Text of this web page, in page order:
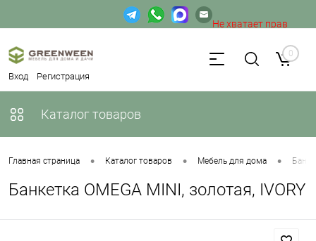
Вход Регистрация
Не хватает прав
доступа к веб-форме. 0
Каталог товаров
Главная страница • Каталог товаров • Мебель для дома •
Банкетка OMEGA MINI, золотая, IVORY